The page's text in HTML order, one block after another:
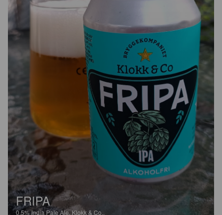
FRIPA
0.5%India Pale Ale.Klokk & Co..